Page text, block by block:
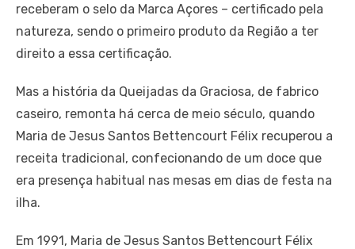
receberam o selo da Marca Açores – certificado pela
natureza, sendo o primeiro produto da Região a ter
direito a essa certificação.
Mas a história da Queijadas da Graciosa, de fabrico
caseiro, remonta há cerca de meio século, quando
Maria de Jesus Santos Bettencourt Félix recuperou a
receita tradicional, confecionando de um doce que
era presença habitual nas mesas em dias de festa na
ilha.
Em 1991, Maria de Jesus Santos Bettencourt Félix